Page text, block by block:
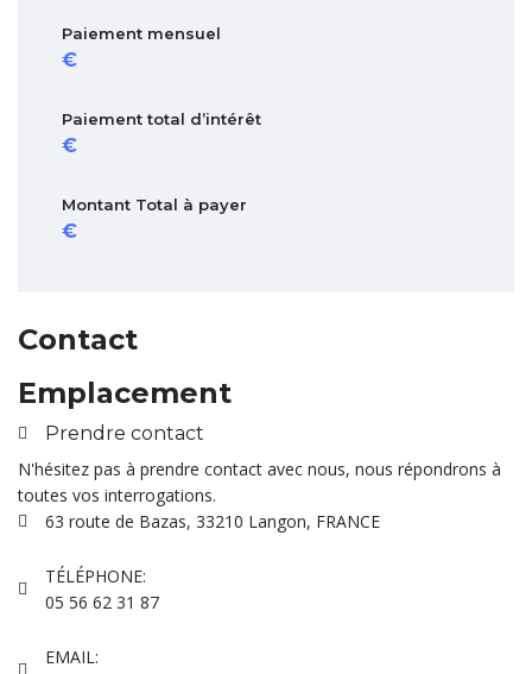
Paiement mensuel
Paiement total d’intérêt
Montant Total à payer
Contact
Emplacement
Prendre contact
N'hésitez pas à prendre contact avec nous, nous répondrons à
toutes vos interrogations.
63 route de Bazas, 33210 Langon, FRANCE
TÉLÉPHONE:
05 56 62 31 87
EMAIL: